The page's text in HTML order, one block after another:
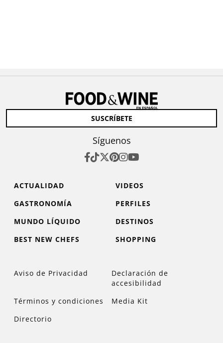
SUSCRÍBETE
Síguenos
ACTUALIDAD
VIDEOS
GASTRONOMÍA
PERFILES
MUNDO LÍQUIDO
DESTINOS
BEST NEW CHEFS
SHOPPING
Aviso de Privacidad
Declaración de
accesibilidad
Términos y condiciones
Media Kit
Directorio